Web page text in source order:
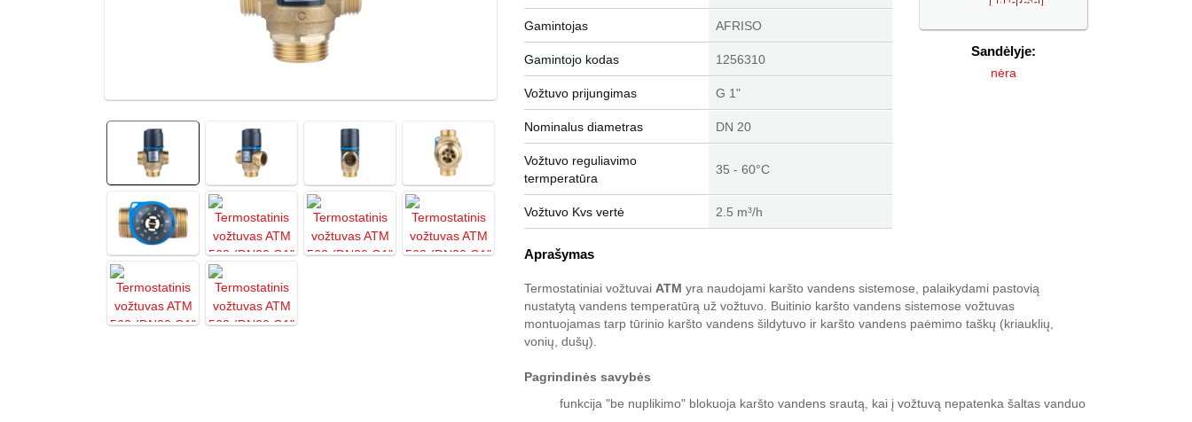
Gamintojas AFRISO
Gamintojo kodas 1256310
Vožtuvo prijungimas G 1"
Nominalus diametras DN 20
Vožtuvo reguliavimo
termperatūra
35 - 60°C
Vožtuvo Kvs vertė 2.5 m³/h
Sandėlyje:
nėra
Aprašymas
Termostatiniai vožtuvai ATM yra naudojami karšto vandens sistemose, palaikydami pastovią
nustatytą vandens temperatūrą už vožtuvo. Buitinio karšto vandens sistemose vožtuvas
montuojamas tarp tūrinio karšto vandens šildytuvo ir karšto vandens paėmimo taškų (kriauklių,
vonių, dušų).
Pagrindinės savybės
funkcija "be nuplikimo" blokuoja karšto vandens srautą, kai į vožtuvą nepatenka šaltas vanduo